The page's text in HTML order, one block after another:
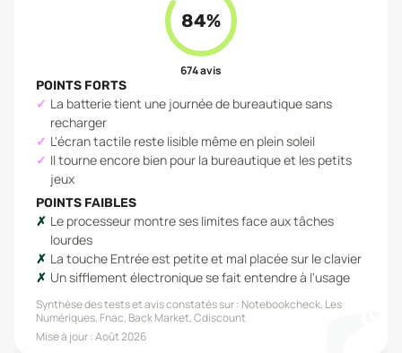
84%
674avis
POINTS FORTS
La batterie tient une journée de bureautique sans
recharger
L'écran tactile reste lisible même en plein soleil
Il tourne encore bien pour la bureautique et les petits
jeux
POINTS FAIBLES
Le processeur montre ses limites face aux tâches
lourdes
La touche Entrée est petite et mal placée sur le clavier
Un sifflement électronique se fait entendre à l'usage
Synthèse des tests et avis constatés sur : Notebookcheck, Les
Numériques, Fnac, Back Market, Cdiscount
Mise à jour :Août 2026